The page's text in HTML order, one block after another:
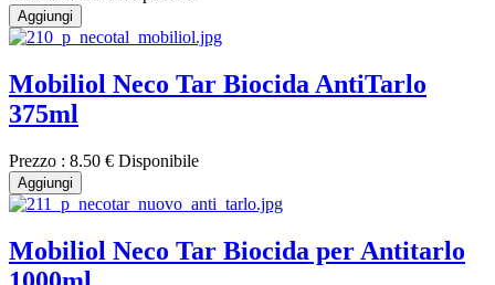
Aggiungi
Mobiliol Neco Tar Biocida AntiTarlo
375ml
Prezzo : 8.50 € Disponibile
Aggiungi
Mobiliol Neco Tar Biocida per Antitarlo